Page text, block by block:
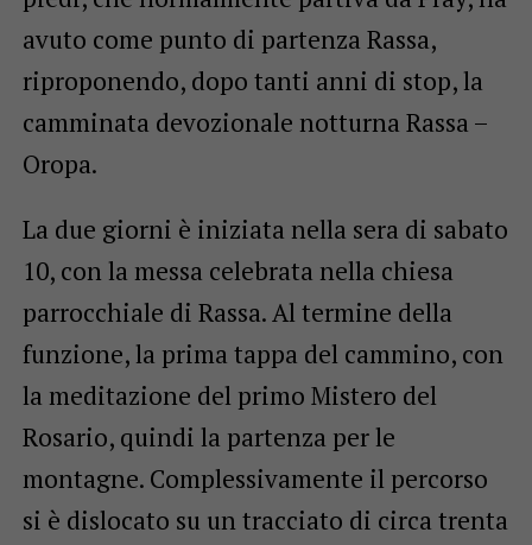
avuto come punto di partenza Rassa,
riproponendo, dopo tanti anni di stop, la
camminata devozionale notturna Rassa –
Oropa.
La due giorni è iniziata nella sera di sabato
10, con la messa celebrata nella chiesa
parrocchiale di Rassa. Al termine della
funzione, la prima tappa del cammino, con
la meditazione del primo Mistero del
Rosario, quindi la partenza per le
montagne. Complessivamente il percorso
si è dislocato su un tracciato di circa trenta